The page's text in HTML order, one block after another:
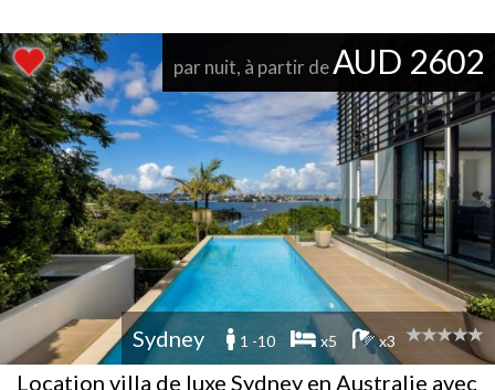
par nuit, à partir deAUD 2602
Sydney 1 -10 x5 x3
Location villa de luxe Sydney en Australie avec